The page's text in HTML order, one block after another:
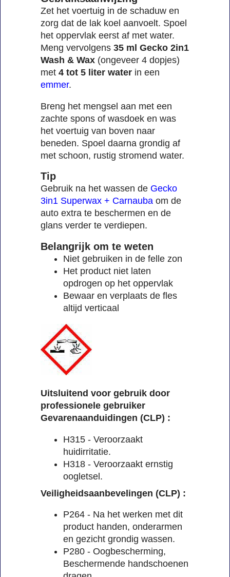
Zet het voertuig in de schaduw en
zorg dat de lak koel aanvoelt. Spoel
het oppervlak eerst af met water.
Meng vervolgens 35 ml Gecko 2in1
Wash & Wax (ongeveer 4 dopjes)
met 4 tot 5 liter water in een
emmer.
Breng het mengsel aan met een
zachte spons of wasdoek en was
het voertuig van boven naar
beneden. Spoel daarna grondig af
met schoon, rustig stromend water.
Tip
Gebruik na het wassen de Gecko
3in1 Superwax + Carnauba om de
auto extra te beschermen en de
glans verder te verdiepen.
Belangrijk om te weten
Niet gebruiken in de felle zon
Het product niet laten
opdrogen op het oppervlak
Bewaar en verplaats de fles
altijd verticaal
Uitsluitend voor gebruik door
professionele gebruiker
Gevarenaanduidingen (CLP) :
H315 - Veroorzaakt
huidirritatie.
H318 - Veroorzaakt ernstig
oogletsel.
Veiligheidsaanbevelingen (CLP) :
P264 - Na het werken met dit
product handen, onderarmen
en gezicht grondig wassen.
P280 - Oogbescherming,
Beschermende handschoenen